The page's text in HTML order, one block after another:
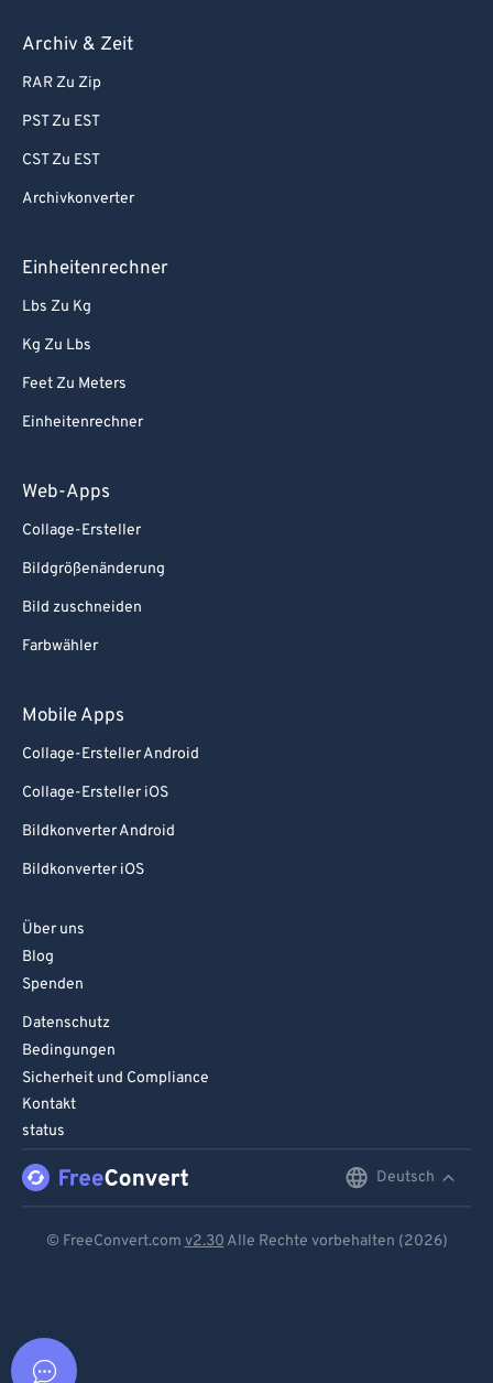
Archiv & Zeit
RAR Zu Zip
PST Zu EST
CST Zu EST
Archivkonverter
Einheitenrechner
Lbs Zu Kg
Kg Zu Lbs
Feet Zu Meters
Einheitenrechner
Web-Apps
Collage-Ersteller
Bildgrößenänderung
Bild zuschneiden
Farbwähler
Mobile Apps
Collage-Ersteller Android
Collage-Ersteller iOS
Bildkonverter Android
Bildkonverter iOS
Über uns
Blog
Spenden
Datenschutz
Bedingungen
Sicherheit und Compliance
Kontakt
status
Deutsch
© FreeConvert.com v2.30 Alle Rechte vorbehalten (2026)